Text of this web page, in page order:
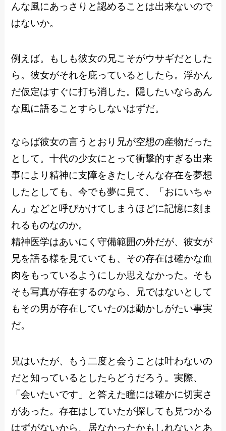
んな風にあっさりと認めることは出来ないので
はないか。
例えば。もしも彼女の兄こそがウサギだとした
ら。彼女がそれを庇っているとしたら。浮かん
だ仮定はすぐに打ち消した。隠したいならあん
な風に語ることすらしないはずだ。
ならば彼女の言うとおり兄が空想の産物だった
として。十代の少女にとって衝撃的すぎる出来
事により精神に支障をきたしそんな存在を夢想
したとしても、今でも夢に見て、「おにいちゃ
ん」などと呼びかけてしまうほどに記憶に刻ま
れるものなのか。
精神医学はあいにく守備範囲の外だが、彼女が
兄を語る様を見ていても、その存在は確かな血
肉をもっているようにしか思えなかった。そも
そも写真が存在するのなら、兄ではないとして
もその男が存在していたのは動かしがたい事実
だ。
兄はいたが、もう二度と会うことは叶わないの
だと知っているとしたらどうだろう。実際、
「会いたいです」と答えた瞳には確かに切実さ
があった。存在はしていたが探しても見つかる
はずがないから、居なかったかもしれないとあ